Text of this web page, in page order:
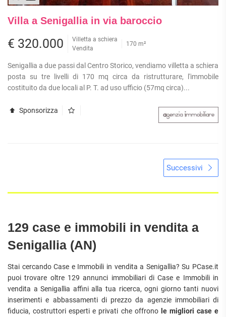
Villa a Senigallia in via baroccio
€ 320.000
Villetta a schiera
Vendita
170 m²
Senigallia a due passi dal Centro Storico, vendiamo villetta a schiera
posta su tre livelli di 170 mq circa da ristrutturare, l'immobile
costituito da due locali al P. T. ad uso ufficio (57mq circa)...
Sponsorizza
Successivi
129 case e immobili in vendita a
Senigallia (AN)
Stai cercando Case e Immobili in vendita a Senigallia? Su PCase.it
puoi trovare oltre 129 annunci immobiliari di Case e Immobili in
vendita a Senigallia affini alla tua ricerca, ogni giorno tanti nuovi
inserimenti e abbassamenti di prezzo da agenzie immobiliari di
fiducia, costruttori esperti e privati che offronole migliori case e